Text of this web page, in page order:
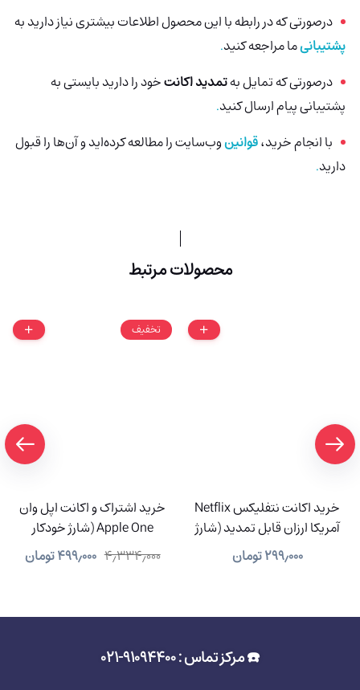
درصورتی‌ که در رابطه با این محصول اطلاعات بیشتری نیاز دارید به
پشتیبانیما مراجعه کنید.
درصورتی که تمایل بهتمدید اکانتخود را دارید بایستی به
پشتیبانی پیام ارسال کنید.
با انجام خرید،قوانینوب‌سایت را مطالعه کرده‌اید و آن‌ها را قبول
دارید.
محصولات مرتبط
خرید اکانت نتفلیکس Netflix
آمریکا ارزان قابل تمدید (شارژ
آنی)
۲۹۹٫۰۰۰تومان
تخفیف
خرید اشتراک و اکانت اپل وان
Apple One (شارژ خودکار
سیستمی)۴٫۳۳۴٫۰۰۰ ۴۹۹٫۰۰۰تومان
☎️ مرکز تماس : 91094400-021